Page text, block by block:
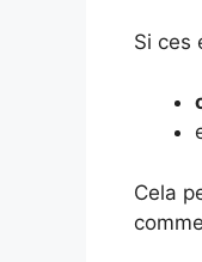
Si ces
Cela